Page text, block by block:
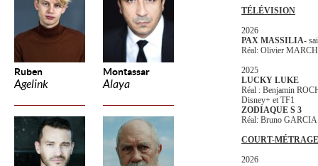
Ruben
Agelink
Montassar
Alaya
TÉLÉVISION
2026
PAX MASSILIA-
Réal: Olivier
2025
LUCKY LUKE
Réal : Benjamin
Disney+ et TF1
ZODIAQUE S 3
Réal: Bruno GARCIA
COURT-
2026